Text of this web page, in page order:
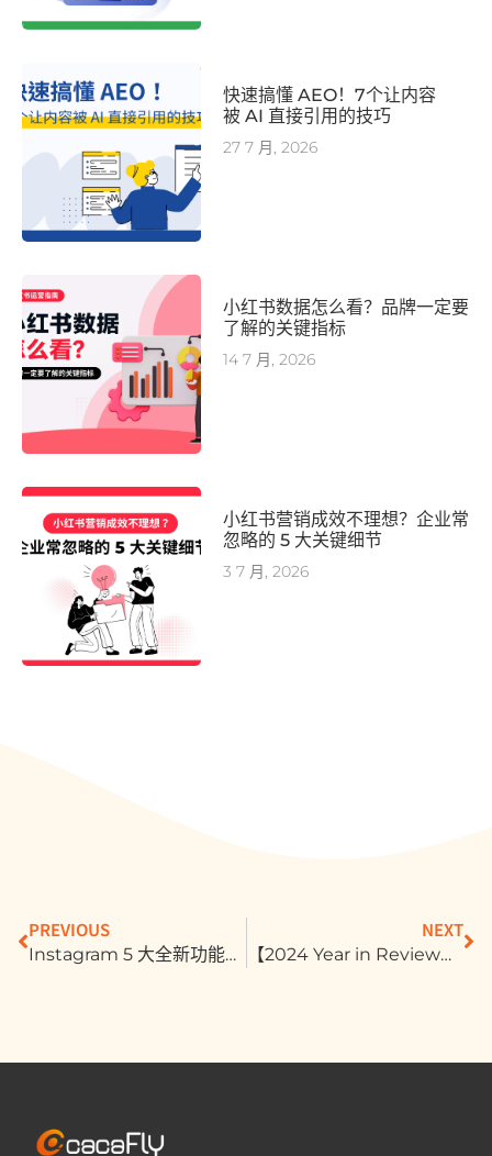
快速搞懂 AEO！7个让内容
被 AI 直接引用的技巧
27 7 月, 2026
小红书数据怎么看？品牌一定要
了解的关键指标
14 7 月, 2026
小红书营销成效不理想？企业常
忽略的 5 大关键细节
3 7 月, 2026
PREVIOUS
Instagram 5 大全新功能解读，营销人必备指南 !
NEXT
【2024 Year in Review｜cacaFly 大事记】